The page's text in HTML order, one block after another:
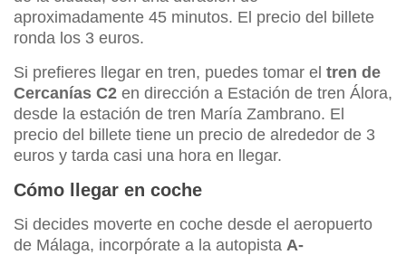
aproximadamente 45 minutos. El precio del billete
ronda los 3 euros.
Si prefieres llegar en tren, puedes tomar el tren de
Cercanías C2 en dirección a Estación de tren Álora,
desde la estación de tren María Zambrano. El
precio del billete tiene un precio de alrededor de 3
euros y tarda casi una hora en llegar.
Cómo llegar en coche
Si decides moverte en coche desde el aeropuerto
de Málaga, incorpórate a la autopista A-